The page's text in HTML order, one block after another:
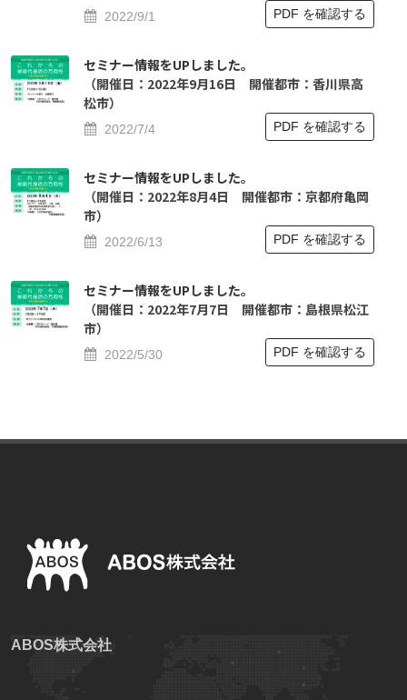
PDF を確認する
2022/9/1
セミナー情報をUPしました。
（開催日：2022年9月16日 開催都市：香川県高
松市）
PDF を確認する
2022/7/4
セミナー情報をUPしました。
（開催日：2022年8月4日 開催都市：京都府⻲岡
市）
PDF を確認する
2022/6/13
セミナー情報をUPしました。
（開催日：2022年7月7日 開催都市：島根県松江
市）
PDF を確認する
2022/5/30
ABOS株式会社